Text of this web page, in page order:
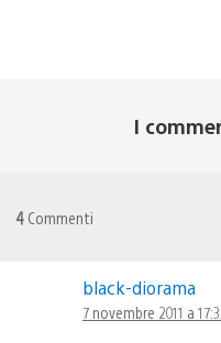
I
4 Commenti
black-diorama
7 novembre 2011 a